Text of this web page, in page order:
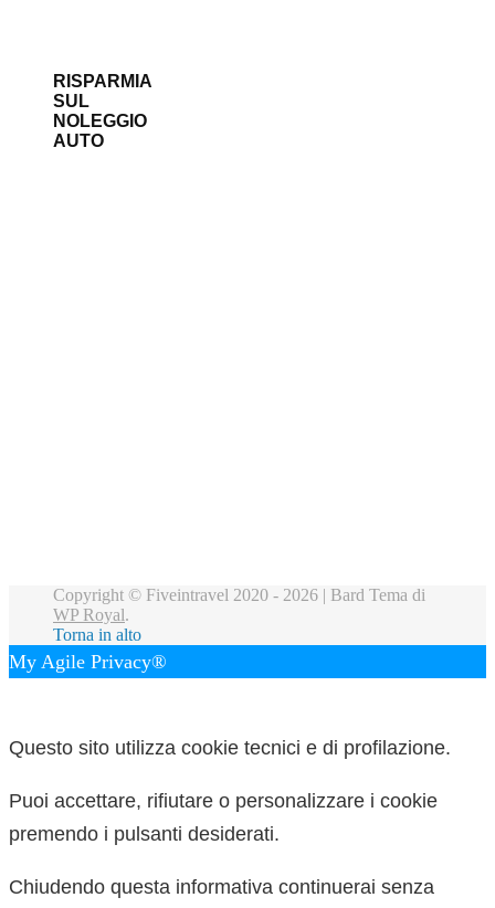
RISPARMIA
SUL
NOLEGGIO
AUTO
Copyright © Fiveintravel 2020 - 2026 | Bard Tema di
WP Royal.
Torna in alto
My Agile Privacy®
Questo sito utilizza cookie tecnici e di profilazione.
Puoi accettare, rifiutare o personalizzare i cookie
premendo i pulsanti desiderati.
Chiudendo questa informativa continuerai senza